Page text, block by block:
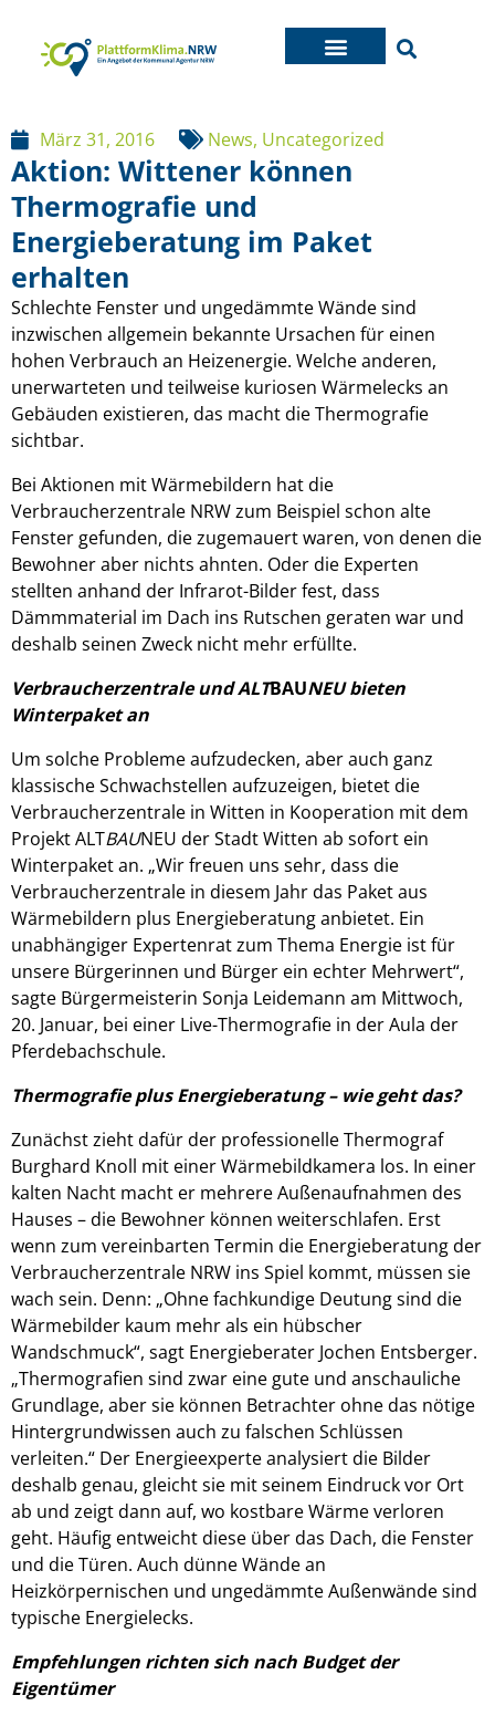
März 31, 2016 News, Uncategorized
Aktion: Wittener können
Thermografie und
Energieberatung im Paket
erhalten
Schlechte Fenster und ungedämmte Wände sind
inzwischen allgemein bekannte Ursachen für einen
hohen Verbrauch an Heizenergie. Welche anderen,
unerwarteten und teilweise kuriosen Wärmelecks an
Gebäuden existieren, das macht die Thermografie
sichtbar.
Bei Aktionen mit Wärmebildern hat die
Verbraucherzentrale NRW zum Beispiel schon alte
Fenster gefunden, die zugemauert waren, von denen die
Bewohner aber nichts ahnten. Oder die Experten
stellten anhand der Infrarot-Bilder fest, dass
Dämmmaterial im Dach ins Rutschen geraten war und
deshalb seinen Zweck nicht mehr erfüllte.
Verbraucherzentrale und ALTBAUNEU bieten
Winterpaket an
Um solche Probleme aufzudecken, aber auch ganz
klassische Schwachstellen aufzuzeigen, bietet die
Verbraucherzentrale in Witten in Kooperation mit dem
Projekt ALTBAUNEU der Stadt Witten ab sofort ein
Winterpaket an. „Wir freuen uns sehr, dass die
Verbraucherzentrale in diesem Jahr das Paket aus
Wärmebildern plus Energieberatung anbietet. Ein
unabhängiger Expertenrat zum Thema Energie ist für
unsere Bürgerinnen und Bürger ein echter Mehrwert“,
sagte Bürgermeisterin Sonja Leidemann am Mittwoch,
20. Januar, bei einer Live-Thermografie in der Aula der
Pferdebachschule.
Thermografie plus Energieberatung – wie geht das?
Zunächst zieht dafür der professionelle Thermograf
Burghard Knoll mit einer Wärmebildkamera los. In einer
kalten Nacht macht er mehrere Außenaufnahmen des
Hauses – die Bewohner können weiterschlafen. Erst
wenn zum vereinbarten Termin die Energieberatung der
Verbraucherzentrale NRW ins Spiel kommt, müssen sie
wach sein. Denn: „Ohne fachkundige Deutung sind die
Wärmebilder kaum mehr als ein hübscher
Wandschmuck“, sagt Energieberater Jochen Entsberger.
„Thermografien sind zwar eine gute und anschauliche
Grundlage, aber sie können Betrachter ohne das nötige
Hintergrundwissen auch zu falschen Schlüssen
verleiten.“ Der Energieexperte analysiert die Bilder
deshalb genau, gleicht sie mit seinem Eindruck vor Ort
ab und zeigt dann auf, wo kostbare Wärme verloren
geht. Häufig entweicht diese über das Dach, die Fenster
und die Türen. Auch dünne Wände an
Heizkörpernischen und ungedämmte Außenwände sind
typische Energielecks.
Empfehlungen richten sich nach Budget der
Eigentümer